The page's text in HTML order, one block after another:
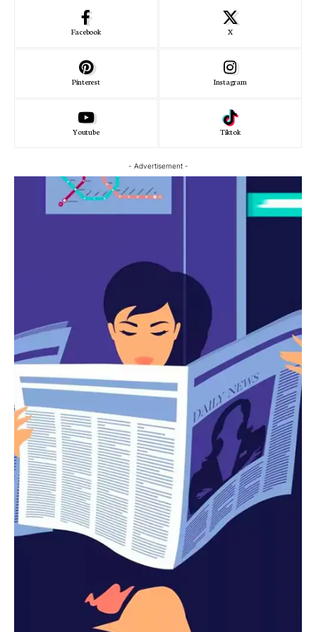
Facebook X
Pinterest Instagram
Youtube Tiktok
- Advertisement -